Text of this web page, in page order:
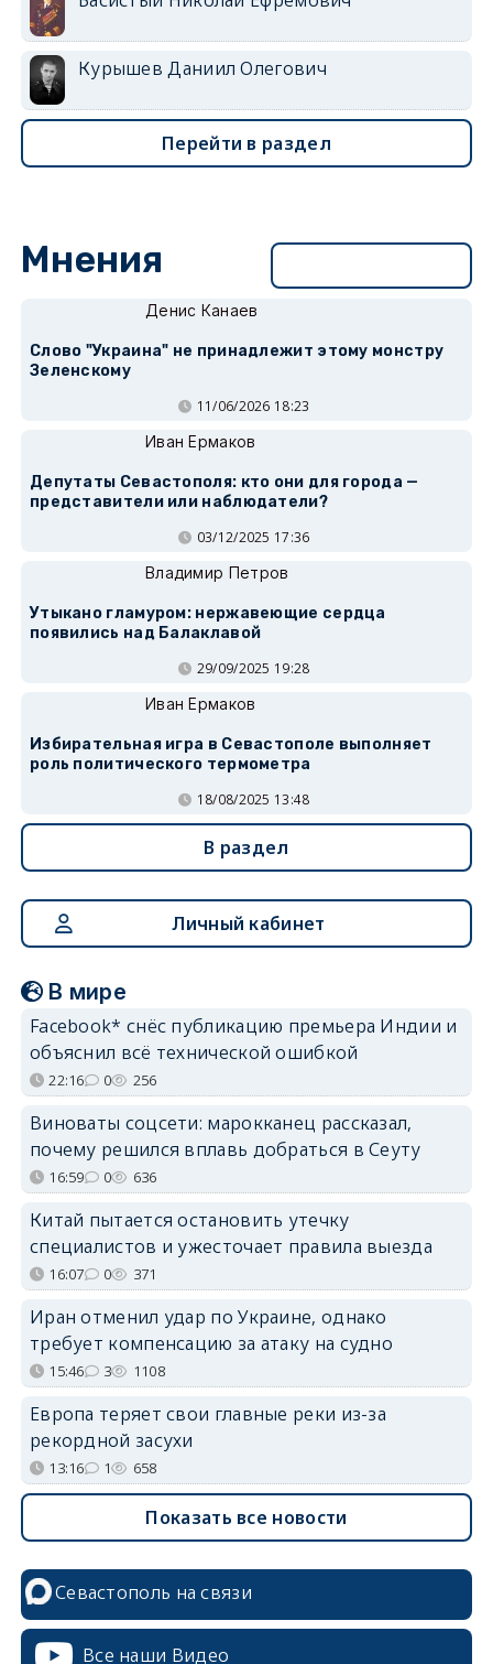
Курышев Даниил Олегович
Перейти в раздел
Мнения
Денис Канаев
Слово "Украина" не принадлежит этому монстру
Зеленскому
11/06/2026 18:23
Иван Ермаков
Депутаты Севастополя: кто они для города —
представители или наблюдатели?
03/12/2025 17:36
Владимир Петров
Утыкано гламуром: нержавеющие сердца
появились над Балаклавой
29/09/2025 19:28
Иван Ермаков
Избирательная игра в Севастополе выполняет
роль политического термометра
18/08/2025 13:48
В раздел
Личный кабинет
В мире
Facebook* снёс публикацию премьера Индии и
объяснил всё технической ошибкой
22:16 0 256
Виноваты соцсети: марокканец рассказал,
почему решился вплавь добраться в Сеуту
16:59 0 636
Китай пытается остановить утечку
специалистов и ужесточает правила выезда
16:07 0 371
Иран отменил удар по Украине, однако
требует компенсацию за атаку на судно
15:46 3 1108
Европа теряет свои главные реки из-за
рекордной засухи
13:16 1 658
Показать все новости
Севастополь на связи
Все наши Видео